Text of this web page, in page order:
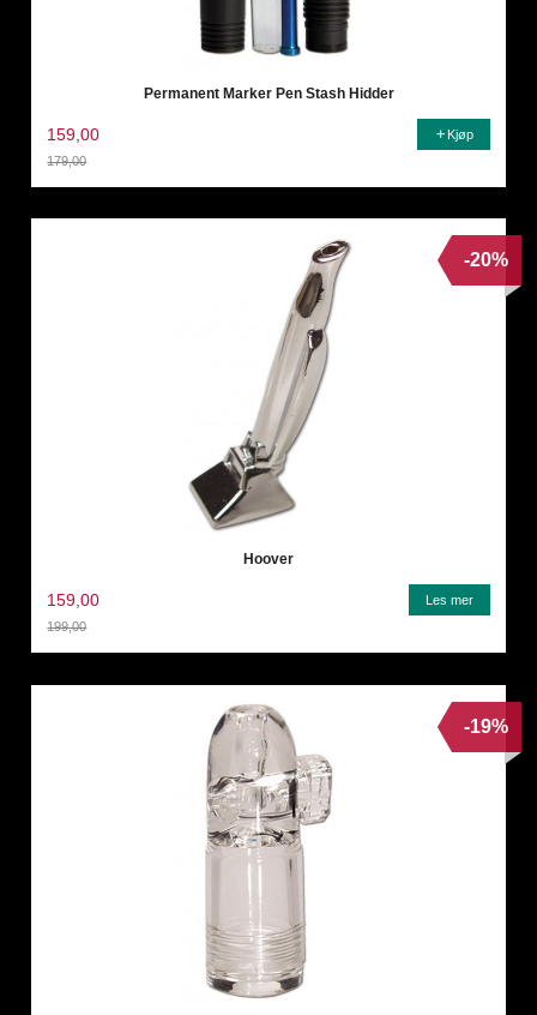
Permanent Marker Pen Stash Hidder
159,00
179,00
Kjøp
Hoover
159,00
199,00
Rabatt
-20%
Les mer
-19%